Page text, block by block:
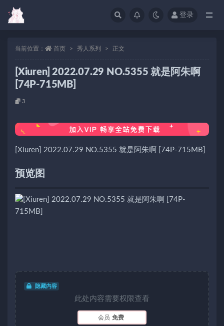
登录
当前位置： 首页 秀人系列 正文
[Xiuren] 2022.07.29 NO.5355 就是阿朱啊
[74P-715MB]
3
[Xiuren] 2022.07.29 NO.5355 就是阿朱啊 [74P-715MB]
预览图
隐藏内容
此处内容需要权限查看
会员 免费